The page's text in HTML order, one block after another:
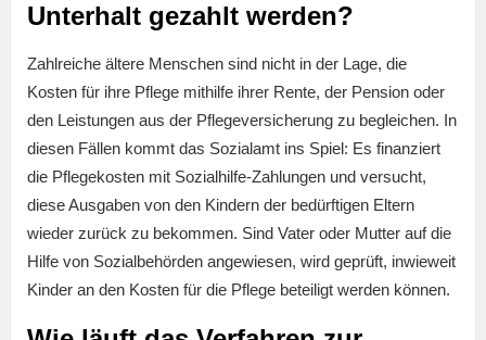
Unterhalt gezahlt werden?
Zahlreiche ältere Menschen sind nicht in der Lage, die
Kosten für ihre Pflege mithilfe ihrer Rente, der Pension oder
den Leistungen aus der Pflegeversicherung zu begleichen. In
diesen Fällen kommt das Sozialamt ins Spiel: Es finanziert
die Pflegekosten mit Sozialhilfe-Zahlungen und versucht,
diese Ausgaben von den Kindern der bedürftigen Eltern
wieder zurück zu bekommen. Sind Vater oder Mutter auf die
Hilfe von Sozialbehörden angewiesen, wird geprüft, inwieweit
Kinder an den Kosten für die Pflege beteiligt werden können.